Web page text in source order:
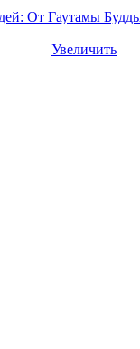
Увеличить